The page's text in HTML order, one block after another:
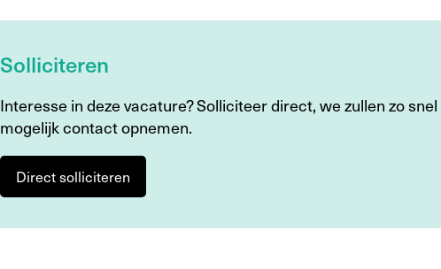
Solliciteren
Interesse in deze vacature? Solliciteer direct, we zullen zo snel
mogelijk contact opnemen.
Direct solliciteren